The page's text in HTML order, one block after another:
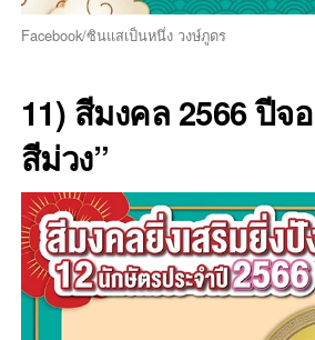
Facebook/ซินแสเป็นหนึ่ง วงษ์ภูดร
11) สีมงคล 2566 ปีจ
สีม่วง”